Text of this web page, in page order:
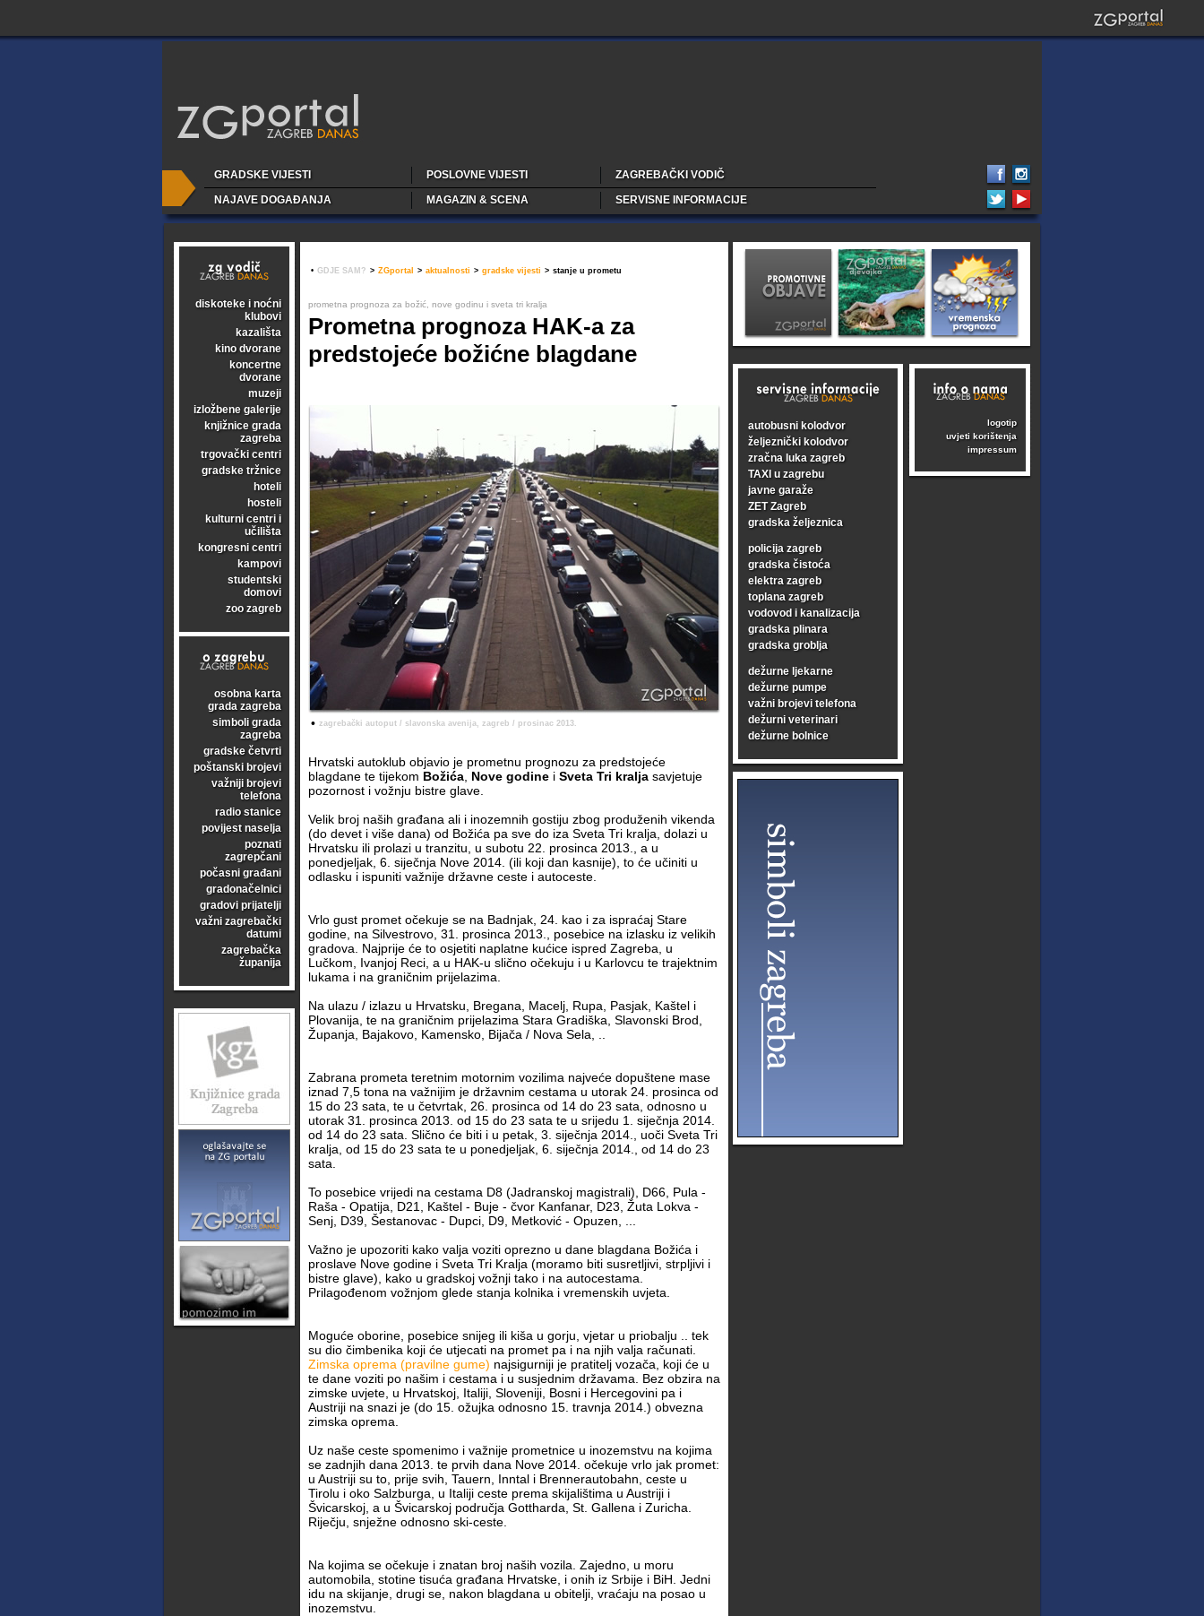
GRADSKE VIJESTI POSLOVNE VIJESTI
ZAGREBAČKI VODIČ
NAJAVE DOGAĐANJA
MAGAZIN & SCENA SERVISNE INFORMACIJE
diskoteke i noćni
klubovi
kazališta
kino dvorane
koncertne
dvorane
muzeji
izložbene galerije
knjižnice grada
zagreba
trgovački centri
gradske tržnice
hoteli
hosteli
kulturni centri i
učilišta
kongresni centri
kampovi
studentski
domovi
zoo zagreb
osobna karta
grada zagreba
simboli grada
zagreba
gradske četvrti
poštanski brojevi
važniji brojevi
telefona
radio stanice
povijest naselja
poznati
zagrepčani
počasni građani
gradonačelnici
gradovi prijatelji
važni zagrebački
datumi
zagrebačka
županija
• GDJE SAM? > ZGportal > aktualnosti > gradske vijesti > stanje u prometu
prometna prognoza za božić, nove godinu i sveta tri kralja
Prometna prognoza HAK-a za
predstojeće božićne blagdane
• zagrebački autoput / slavonska avenija, zagreb / prosinac 2013.
Hrvatski autoklub objavio je prometnu prognozu za predstojeće
blagdane te tijekom Božića Nove godine i Sveta Tri kralja savjetuje
pozornost i vožnju bistre glave.
Velik broj naših građana ali i inozemnih gostiju zbog produženih vikenda
(do devet i više dana) od Božića pa sve do iza Sveta Tri kralja, dolazi u
Hrvatsku ili prolazi u tranzitu, u subotu 22. prosinca 2013., a u
ponedjeljak, 6. siječnja Nove 2014. (ili koji dan kasnije), to će učiniti u
odlasku i ispuniti važnije državne ceste i autoceste.
Vrlo gust promet očekuje se na Badnjak, 24. kao i za ispraćaj Stare
godine, na Silvestrovo, 31. prosinca 2013., posebice na izlasku iz velikih
gradova. Najprije će to osjetiti naplatne kućice ispred Zagreba, u
Lučkom, Ivanjoj Reci, a u HAK-u slično očekuju i u Karlovcu te trajektnim
lukama i na graničnim prijelazima.
Na ulazu / izlazu u Hrvatsku, Bregana, Macelj, Rupa, Pasjak, Kaštel i
Plovanija, te na graničnim prijelazima Stara Gradiška, Slavonski Brod,
Županja, Bajakovo, Kamensko, Bijača / Nova Sela, ..
Zabrana prometa teretnim motornim vozilima najveće dopuštene mase
iznad 7,5 tona na važnijim je državnim cestama u utorak 24. prosinca od
15 do 23 sata, te u četvrtak, 26. prosinca od 14 do 23 sata, odnosno u
utorak 31. prosinca 2013. od 15 do 23 sata te u srijedu 1. siječnja 2014.
od 14 do 23 sata. Slično će biti i u petak, 3. siječnja 2014., uoči Sveta Tri
kralja, od 15 do 23 sata te u ponedjeljak, 6. siječnja 2014., od 14 do 23
sata.
To posebice vrijedi na cestama D8 (Jadranskoj magistrali), D66, Pula -
Raša - Opatija, D21, Kaštel - Buje - čvor Kanfanar, D23, Žuta Lokva -
Senj, D39, Šestanovac - Dupci, D9, Metković - Opuzen, ...
Važno je upozoriti kako valja voziti oprezno u dane blagdana Božića i
proslave Nove godine i Sveta Tri Kralja (moramo biti susretljivi, strpljivi i
bistre glave), kako u gradskoj vožnji tako i na autocestama.
Prilagođenom vožnjom glede stanja kolnika i vremenskih uvjeta.
Moguće oborine, posebice snijeg ili kiša u gorju, vjetar u priobalju .. tek
su dio čimbenika koji će utjecati na promet pa i na njih valja računati.
Zimska oprema (pravilne gume) najsigurniji je pratitelj vozača, koji će u
te dane voziti po našim i cestama i u susjednim državama. Bez obzira na
zimske uvjete, u Hrvatskoj, Italiji, Sloveniji, Bosni i Hercegovini pa i
Austriji na snazi je (do 15. ožujka odnosno 15. travnja 2014.) obvezna
zimska oprema.
Uz naše ceste spomenimo i važnije prometnice u inozemstvu na kojima
se zadnjih dana 2013. te prvih dana Nove 2014. očekuje vrlo jak promet:
u Austriji su to, prije svih, Tauern, Inntal i Brennerautobahn, ceste u
Tirolu i oko Salzburga, u Italiji ceste prema skijalištima u Austriji i
Švicarskoj, a u Švicarskoj područja Gottharda, St. Gallena i Zuricha.
Riječju, snježne odnosno ski-ceste.
Na kojima se očekuje i znatan broj naših vozila. Zajedno, u moru
automobila, stotine tisuća građana Hrvatske, i onih iz Srbije i BiH. Jedni
idu na skijanje, drugi se, nakon blagdana u obitelji, vraćaju na posao u
inozemstvu.
autobusni kolodvor
željeznički kolodvor
zračna luka zagreb
TAXI u zagrebu
javne garaže
ZET Zagreb
gradska željeznica
policija zagreb
gradska čistoća
elektra zagreb
toplana zagreb
vodovod i kanalizacija
gradska plinara
gradska groblja
dežurne ljekarne
dežurne pumpe
važni brojevi telefona
dežurni veterinari
dežurne bolnice
logotip
uvjeti korištenja
impressum